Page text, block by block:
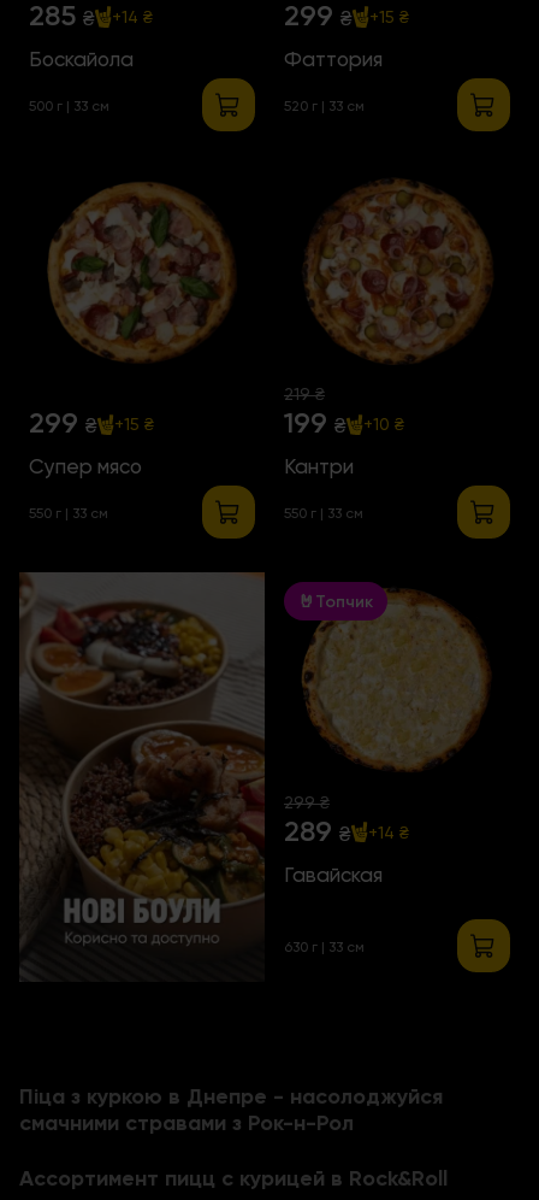
285 ₴ +14 ₴
Боскайола
500 г | 33 см
299 ₴ +15 ₴
Фаттория
520 г | 33 см
299 ₴ +15 ₴
Супер мясо
550 г | 33 см
219 ₴
199 ₴ +10 ₴
Кантри
550 г | 33 см
🤘Топчик
299 ₴
289 ₴ +14 ₴
Гавайская
630 г | 33 см
Піца з куркою в Днепре - насолоджуйся
смачними стравами з Рок-н-Рол
Ассортимент пицц с курицей в Rock&Roll